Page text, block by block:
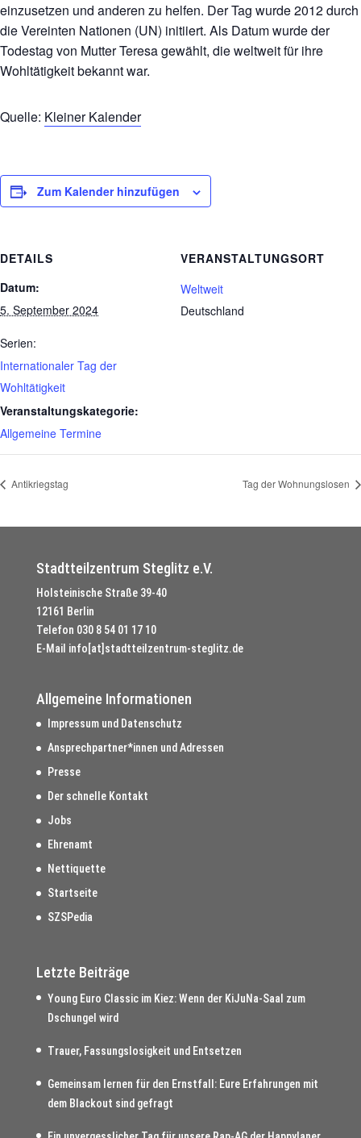
einzusetzen und anderen zu helfen. Der Tag wurde 2012 durch
die Vereinten Nationen (UN) initiiert. Als Datum wurde der
Todestag von Mutter Teresa gewählt, die weltweit für ihre
Wohltätigkeit bekannt war.
Quelle: Kleiner Kalender
Zum Kalender hinzufügen
DETAILS
Datum:
5. September 2024
Serien:
Internationaler Tag der
Wohltätigkeit
Veranstaltungskategorie:
Allgemeine Termine
VERANSTALTUNGSORT
Weltweit
Deutschland
Antikriegstag Tag der Wohnungslosen
Stadtteilzentrum Steglitz e.V.
Holsteinische Straße 39-40
12161 Berlin
Telefon 030 8 54 01 17 10
E-Mail info[at]stadtteilzentrum-steglitz.de
Allgemeine Informationen
Impressum und Datenschutz
Ansprechpartner*innen und Adressen
Presse
Der schnelle Kontakt
Jobs
Ehrenamt
Nettiquette
Startseite
SZSPedia
Letzte Beiträge
Young Euro Classic im Kiez: Wenn der KiJuNa-Saal zum
Dschungel wird
Trauer, Fassungslosigkeit und Entsetzen
Gemeinsam lernen für den Ernstfall: Eure Erfahrungen mit
dem Blackout sind gefragt